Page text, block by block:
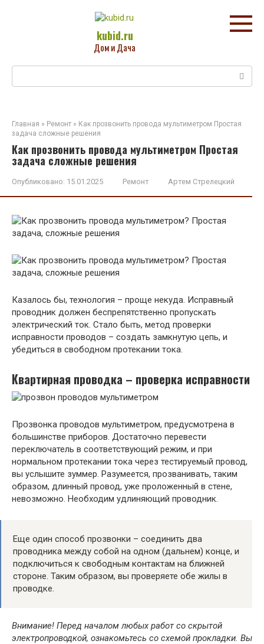
kubid.ru
Дом и Дача
Главная » Ремонт » Как прозвонить провода мультиметром Простая
задача сложные решения
Как прозвонить провода мультиметром Простая
задача сложные решения
Опубликовано: 15.01.2025 Ремонт Артем Стрелецкий
Казалось бы, технология – проще некуда. Исправный
проводник должен беспрепятственно пропускать
электрический ток. Стало быть, метод проверки
исправности проводов – создать замкнутую цепь, и
убедиться в свободном протекании тока.
Квартирная проводка – проверка исправности
Прозвонка проводов мультиметром, предусмотрена в
большинстве приборов. Достаточно перевести
переключатель в соответствующий режим, и при
нормальном протекании тока через тестируемый провод,
вы услышите зуммер. Разумеется, прозванивать, таким
образом, длинный провод, уже проложенный в стене,
невозможно. Необходим удлиняющий проводник.
Еще один способ прозвонки – соединить два
проводника между собой на одном (дальнем) конце, и
подключиться к свободным контактам на ближней
стороне. Таким образом, вы проверяете обе жилы в
проводке.
Внимание! Перед началом любых работ со скрытой
электропроводкой, ознакомьтесь со схемой прокладки. Вы